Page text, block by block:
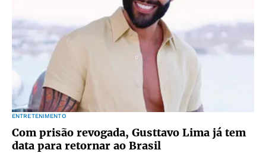
ENTRETENIMENTO
Com prisão revogada, Gusttavo Lima já tem
data para retornar ao Brasil